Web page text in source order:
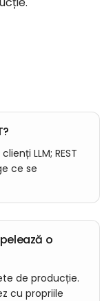
LLM; REST
ce se
o
de producție.
cu propriile